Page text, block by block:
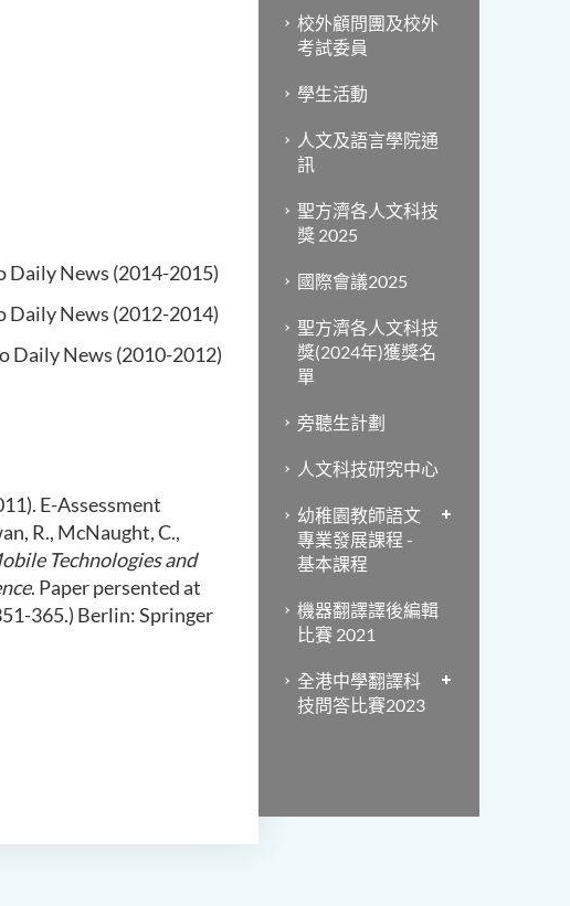
Daily News (2014-2015)
Daily News (2012-2014)
Daily News (2010-2012)
E-Assessment
R., McNaught, C.,
Technologies and
. Paper persented at
365.) Berlin: Springer
校外顧問團及校外
考試委員
學生活動
人文及語言學院通
訊
聖方濟各人文科技
獎 2025
國際會議2025
聖方濟各人文科技
獎(2024年)獲獎名
單
旁聽生計劃
人文科技研究中心
幼稚園教師語文
專業發展課程 -
基本課程
機器翻譯譯後編輯
比賽 2021
全港中學翻譯科
技問答比賽2023